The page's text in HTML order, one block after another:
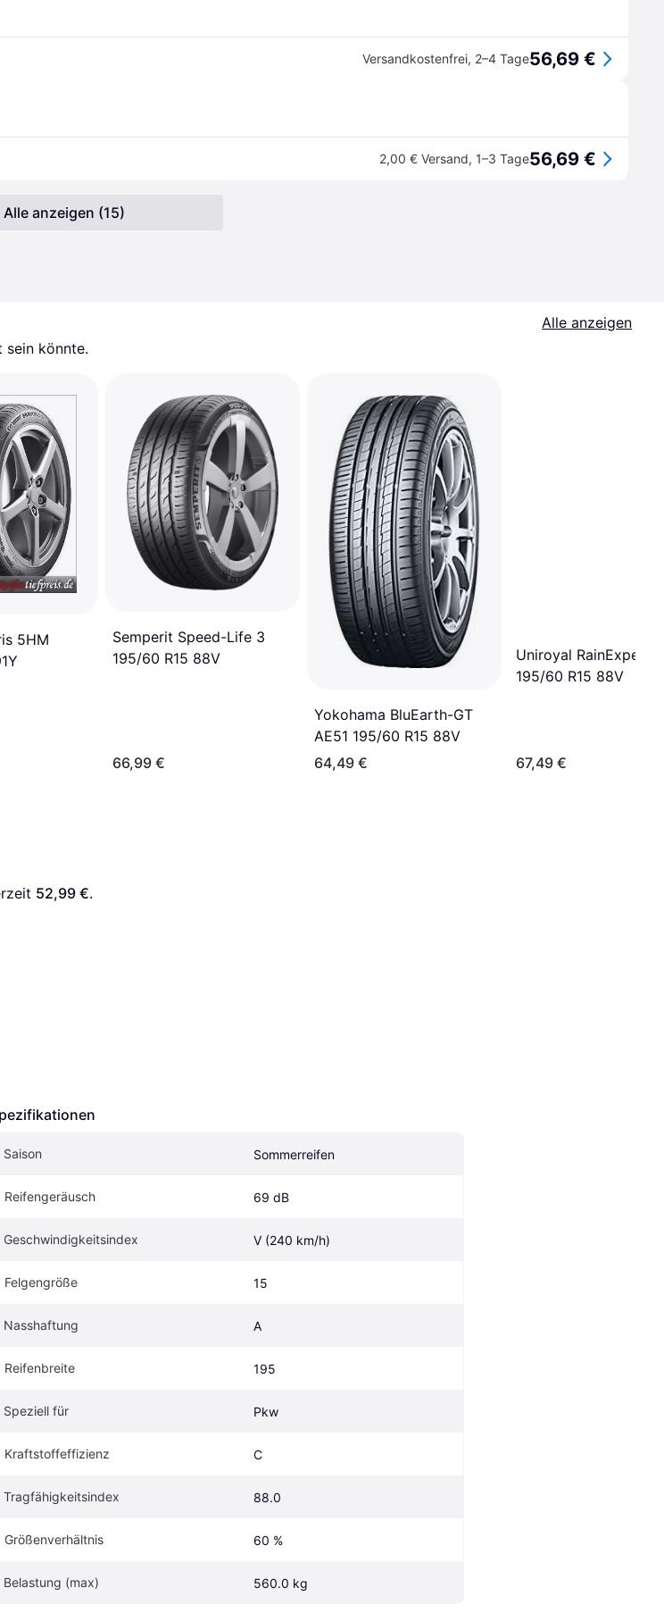
Versandkostenfrei, 2–4 Tage56,69 €
2,00 € Versand, 1–3 Tage56,69 €
Alle anzeigen (15)
Alle anzeigen
sein könnte.
5HM
Semperit Speed-Life 3
195/60 R15 88V
66,99 €
Yokohama BluEarth-GT
AE51 195/60 R15 88V
64,49 €
Uniroyal RainExpert 5
195/60 R15 88V
67,49 €
52,99 €.
Saison Sommerreifen
Reifengeräusch 69 dB
Geschwindigkeitsindex V (240 km/h)
Felgengröße 15
Nasshaftung A
Reifenbreite 195
Speziell für Pkw
Kraftstoffeffizienz C
Tragfähigkeitsindex 88.0
Größenverhältnis 60 %
Belastung (max) 560.0 kg